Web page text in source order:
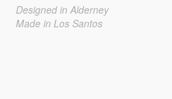
Designed in Alderney
Made in Los Santos